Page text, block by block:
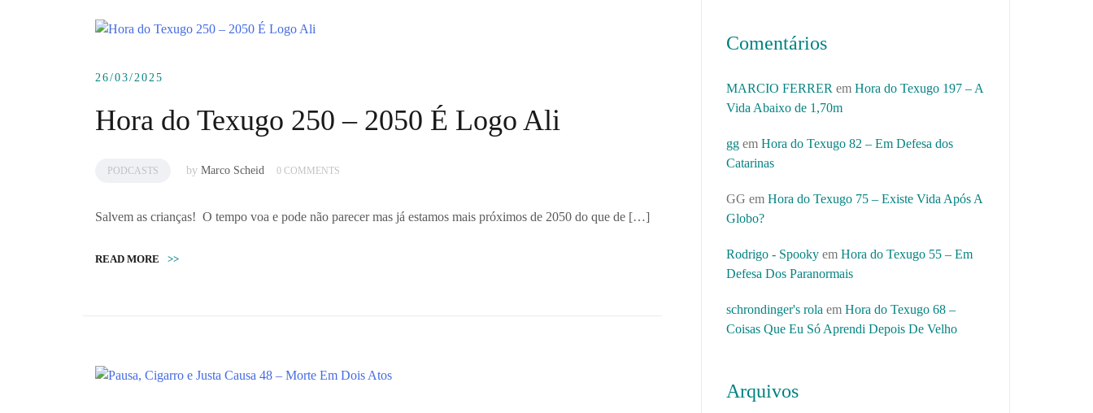
26/03/2025
Hora do Texugo 250 – 2050 É Logo Ali
PODCASTS by Marco Scheid 0 COMMENTS
Salvem as crianças! O tempo voa e pode não parecer mas já estamos mais próximos de 2050 do que de […]
READ MORE >>
Comentários
MARCIO FERRER em Hora do Texugo 197 – A
Vida Abaixo de 1,70m
gg em Hora do Texugo 82 – Em Defesa dos
Catarinas
GG em Hora do Texugo 75 – Existe Vida Após A
Globo?
Rodrigo - Spooky em Hora do Texugo 55 – Em
Defesa Dos Paranormais
schrondinger's rola em Hora do Texugo 68 –
Coisas Que Eu Só Aprendi Depois De Velho
Arquivos